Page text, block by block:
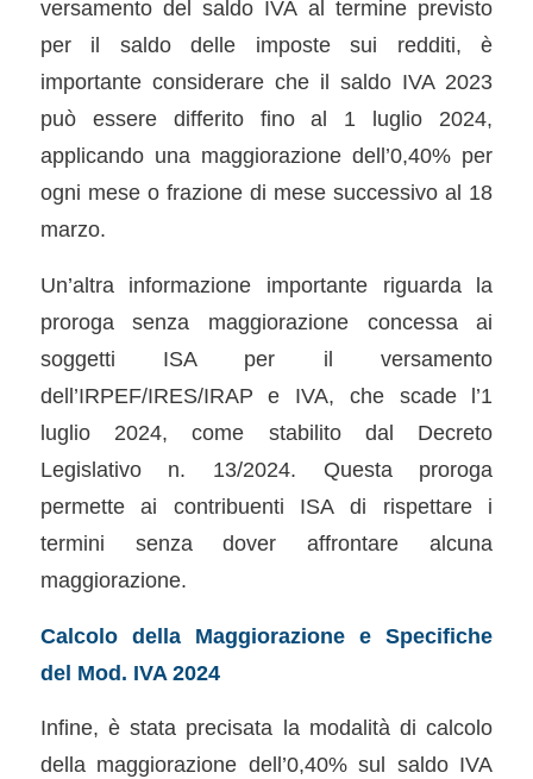
versamento del saldo IVA al termine previsto
per il saldo delle imposte sui redditi, è
importante considerare che il saldo IVA 2023
può essere differito fino al 1 luglio 2024,
applicando una maggiorazione dell’0,40% per
ogni mese o frazione di mese successivo al 18
marzo.
Un’altra informazione importante riguarda la
proroga senza maggiorazione concessa ai
soggetti ISA per il versamento
dell’IRPEF/IRES/IRAP e IVA, che scade l’1
luglio 2024, come stabilito dal Decreto
Legislativo n. 13/2024. Questa proroga
permette ai contribuenti ISA di rispettare i
termini senza dover affrontare alcuna
maggiorazione.
Calcolo della Maggiorazione e Specifiche
del Mod. IVA 2024
Infine, è stata precisata la modalità di calcolo
della maggiorazione dell’0,40% sul saldo IVA